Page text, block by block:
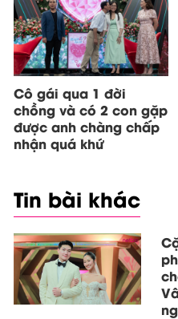
Cô gái qua 1 đời
chồng và có 2 con gặp
được anh chàng chấp
nhận quá khứ
Tin bài khác